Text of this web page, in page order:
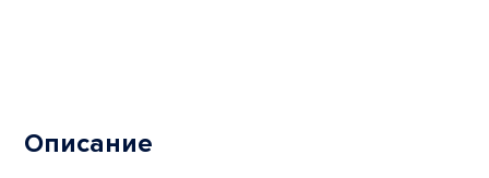
Описание